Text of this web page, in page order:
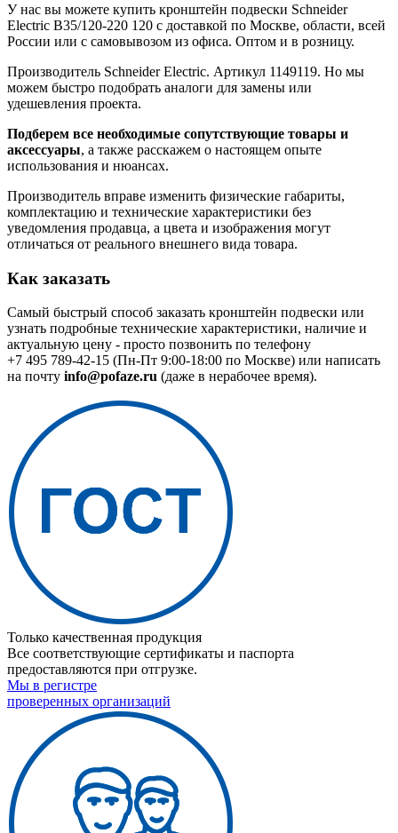
У нас вы можете купить кронштейн подвески Schneider
Electric B35/120-220 120 с доставкой по Москве, области, всей
России или с самовывозом из офиса. Оптом и в розницу.
Производитель Schneider Electric. Артикул 1149119. Но мы
можем быстро подобрать аналоги для замены или
удешевления проекта.
Подберем все необходимые сопутствующие товары и
аксессуары, а также расскажем о настоящем опыте
использования и нюансах.
Производитель вправе изменить физические габариты,
комплектацию и технические характеристики без
уведомления продавца, а цвета и изображения могут
отличаться от реального внешнего вида товара.
Как заказать
Самый быстрый способ заказать кронштейн подвески или
узнать подробные технические характеристики, наличие и
актуальную цену - просто позвонить по телефону
+7 495 789-42-15 (Пн-Пт 9:00-18:00 по Москве) или написать
на почту info@pofaze.ru (даже в нерабочее время).
Только качественная продукция
Все соответствующие сертификаты и паспорта
предоставляются при отгрузке.
Мы в регистре
проверенных организаций